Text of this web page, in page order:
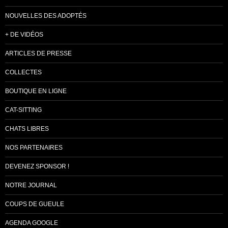
NOUVELLES DES ADOPTÉS
+ DE VIDÉOS
ARTICLES DE PRESSE
COLLECTES
BOUTIQUE EN LIGNE
CAT-SITTING
CHATS LIBRES
NOS PARTENAIRES
DEVENEZ SPONSOR !
NOTRE JOURNAL
COUPS DE GUEULE
AGENDA GOOGLE